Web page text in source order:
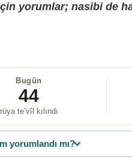
yorumlar; nasibi de
Bugün
44
rüya te’vîl kılındı
yorumlandı mı?